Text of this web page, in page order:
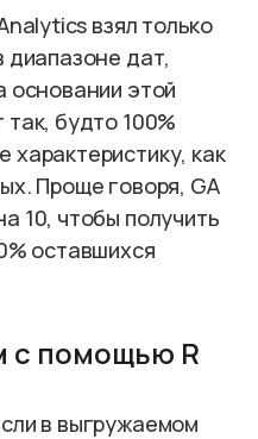
взял только
диапазоне дат,
основании этой
будто 100%
как
Проще говоря, GA
10, чтобы получить
оставшихся
с помощью R
в выгружаемом